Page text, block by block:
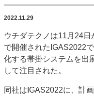
SDGs・地域
ポストプレス
市場・統計
人事・移転・異
特集記事カテゴリー一覧
2022 見える化・MIS特集
2022.11.29
ウチダテクノは11月24
で開催されたIGAS2022
化する帯掛システムを出
して注目された。
同社はIGAS2022に、計